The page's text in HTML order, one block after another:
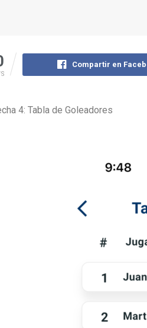
Compartir en
4: Tabla de Goleadores